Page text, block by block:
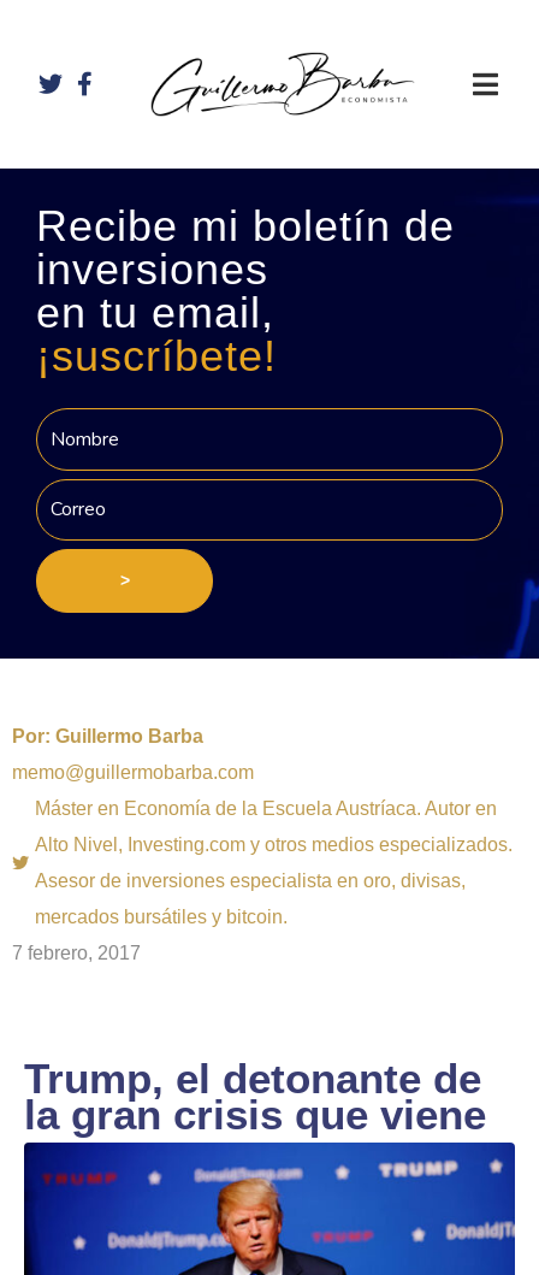
Recibe mi boletín de
inversiones
en tu email,
¡suscríbete!
>
Por: Guillermo Barba
memo@guillermobarba.com
Máster en Economía de la Escuela Austríaca. Autor en
Alto Nivel, Investing.com y otros medios especializados.
Asesor de inversiones especialista en oro, divisas,
mercados bursátiles y bitcoin.
7 febrero, 2017
Trump, el detonante de
la gran crisis que viene